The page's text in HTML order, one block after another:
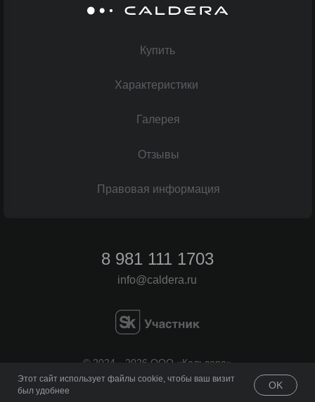
Характеристики
Купить
Отзывы
Галерея
Правовая информация
8 981 111 1703
© 2024—2026 ООО «Кальдера»
Все права защищены
info@caldera.ru
Этот сайт использует файлы cookie, чтобы ваш визит
был удобнее
OK